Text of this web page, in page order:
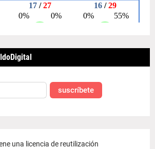
suscríbete
una licencia de reutilización